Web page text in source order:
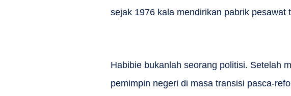
sejak 1976 kala mendirikan pabrik pesawat
Habibie bukanlah seorang politisi. Setelah
pemimpin negeri di masa transisi pasca-